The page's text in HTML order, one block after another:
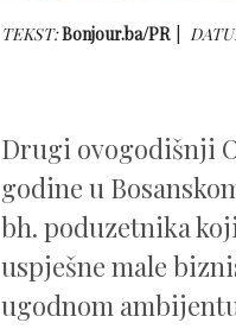
TEKST:Bonjour.ba/PR
Drugi ovogodišnji
godine u
bh. poduzetnika
uspješne male
ugodnom